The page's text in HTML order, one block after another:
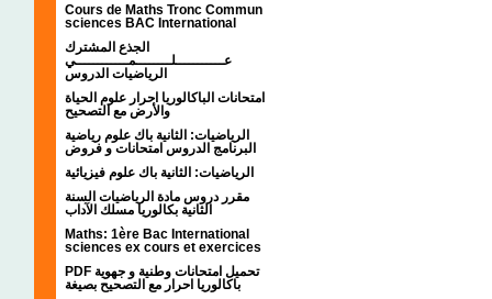
Cours de Maths Tronc Commun
sciences BAC International
الجذع المشترك
عـــــــــــلــــــــمــــــــــــي
الرياضيات الدروس
امتحانات الباكالوريا احرار علوم الحياة
والأرض مع التصحيح
الرياضيات: الثانية باك علوم رياضية
البرنامج الدروس امتحانات و فروض
الرياضيات: الثانية باك علوم فيزيائية
مقرر دروس مادة الرياضيات السنة
الثانية بكالوريا مسلك الآداب
Maths: 1ère Bac International
sciences ex cours et exercices
PDF تحميل امتحانات وطنية و جهوية
باكالوريا احرار مع التصحيح بصيغة